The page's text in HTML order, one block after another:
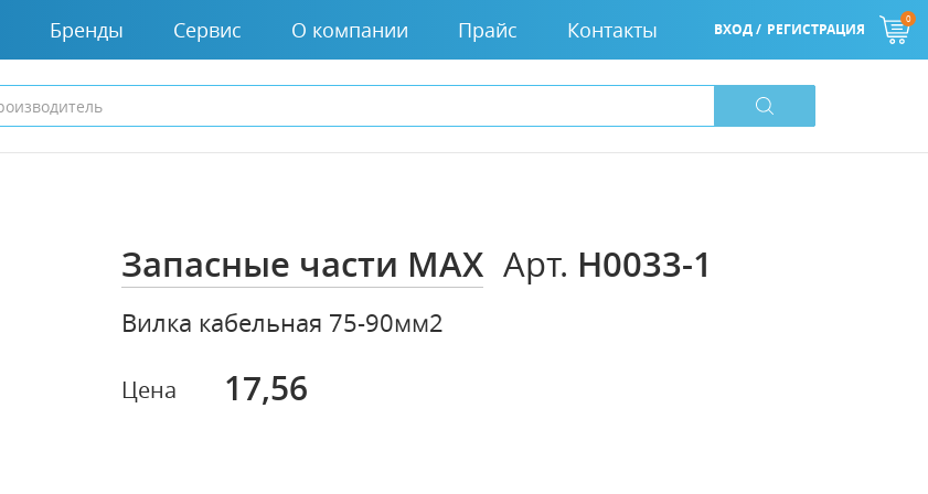
Бренды Сервис О компании Прайс Контакты ВХОД / РЕГИСТРАЦИЯ
0
Запасные части MAX Арт. H0033-1
Вилка кабельная 75-90мм2
Цена 17,56